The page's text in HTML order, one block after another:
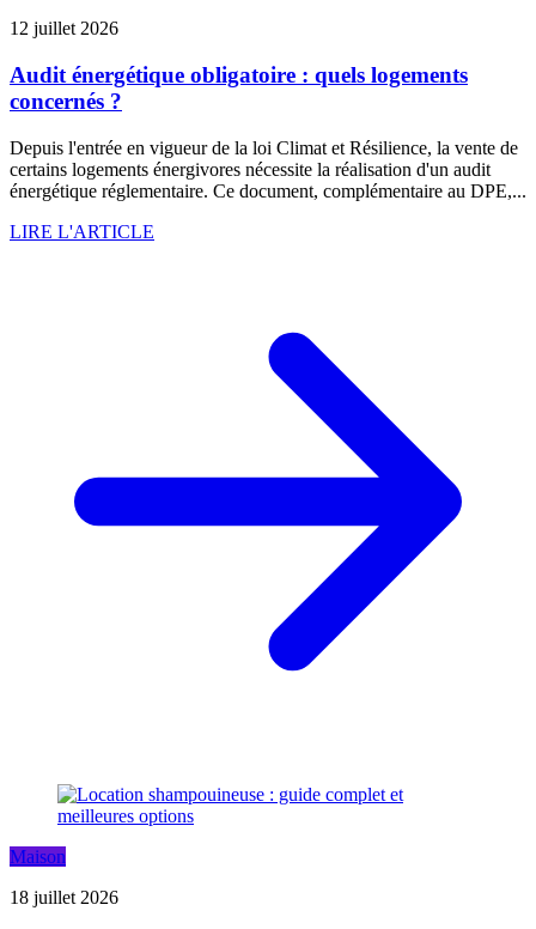
12 juillet 2026
Audit énergétique obligatoire : quels logements
concernés ?
Depuis l'entrée en vigueur de la loi Climat et Résilience, la vente de
certains logements énergivores nécessite la réalisation d'un audit
énergétique réglementaire. Ce document, complémentaire au DPE,...
LIRE L'ARTICLE
Maison
18 juillet 2026